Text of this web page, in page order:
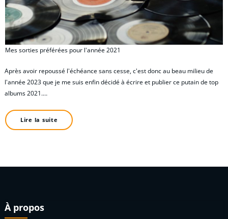
Mes sorties préférées pour l'année 2021
Après avoir repoussé l'échéance sans cesse, c'est donc au beau milieu de
l'année 2023 que je me suis enfin décidé à écrire et publier ce putain de top
albums 2021.…
Lire la suite
À propos